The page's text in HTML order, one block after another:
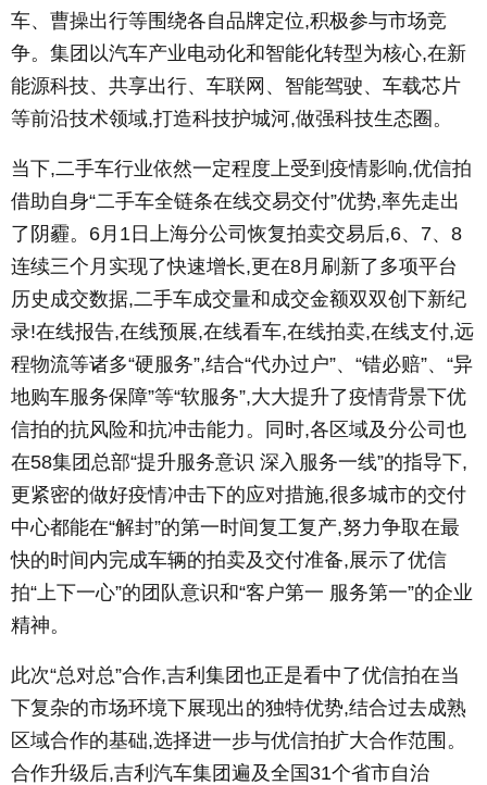
车、曹操出行等围绕各自品牌定位,积极参与市场竞
争。集团以汽车产业电动化和智能化转型为核心,在新
能源科技、共享出行、车联网、智能驾驶、车载芯片
等前沿技术领域,打造科技护城河,做强科技生态圈。
当下,二手车行业依然一定程度上受到疫情影响,优信拍
借助自身“二手车全链条在线交易交付”优势,率先走出
了阴霾。6月1日上海分公司恢复拍卖交易后,6、7、8
连续三个月实现了快速增长,更在8月刷新了多项平台
历史成交数据,二手车成交量和成交金额双双创下新纪
录!在线报告,在线预展,在线看车,在线拍卖,在线支付,远
程物流等诸多“硬服务”,结合“代办过户”、“错必赔”、“异
地购车服务保障”等“软服务”,大大提升了疫情背景下优
信拍的抗风险和抗冲击能力。同时,各区域及分公司也
在58集团总部“提升服务意识 深入服务一线”的指导下,
更紧密的做好疫情冲击下的应对措施,很多城市的交付
中心都能在“解封”的第一时间复工复产,努力争取在最
快的时间内完成车辆的拍卖及交付准备,展示了优信
拍“上下一心”的团队意识和“客户第一 服务第一”的企业
精神。
此次“总对总”合作,吉利集团也正是看中了优信拍在当
下复杂的市场环境下展现出的独特优势,结合过去成熟
区域合作的基础,选择进一步与优信拍扩大合作范围。
合作升级后,吉利汽车集团遍及全国31个省市自治